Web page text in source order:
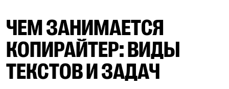
ЧЕМ ЗАНИМАЕТСЯ
КОПИРАЙТЕР: ВИДЫ
ТЕКСТОВ И ЗАДАЧ